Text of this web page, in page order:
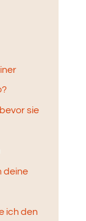
sie
deine
ich den